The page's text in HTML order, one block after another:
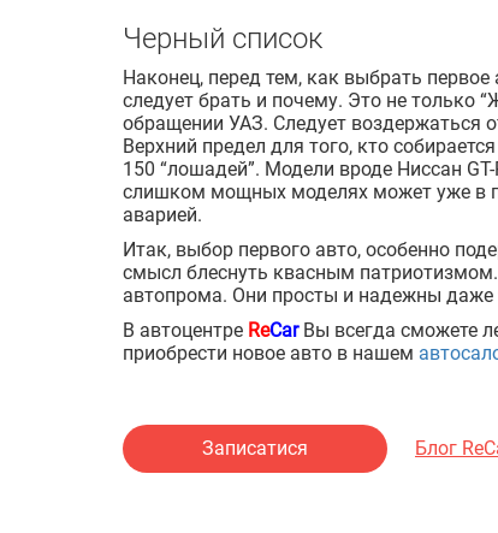
Черный список
Наконец, перед тем, как выбрать
следует брать и почему. Это не только
обращении УАЗ. Следует
Верхний предел для того, кто
150 “лошадей”. Модели вроде Ниссан
слишком мощных моделях может уже в
аварией.
Итак, выбор первого авто, особенно
смысл блеснуть квасным
автопрома. Они просты и надежны даже
В автоцентре ReCarВы всегда сможете
приобрести новое авто в нашем
Записатися Блог